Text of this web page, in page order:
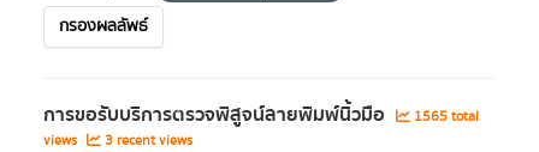
กรองผลลัพธ์
การขอรับบริการตรวจพิสูจน์ลายพิมพ์นิ้วมือ
1565 total
views
3 recent views